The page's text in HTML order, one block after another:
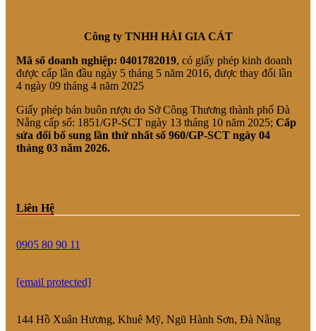
Công ty TNHH HẢI GIA CÁT
Mã số doanh nghiệp: 0401782019, có giấy phép kinh doanh
được cấp lần đầu ngày 5 tháng 5 năm 2016, được thay đổi lần
4 ngày 09 tháng 4 năm 2025
Giấy phép bán buôn rượu do Sở Công Thương thành phố Đà
Nẵng cấp số: 1851/GP-SCT ngày 13 tháng 10 năm 2025; Cấp
sửa đổi bổ sung lần thứ nhất số 960/GP-SCT ngày 04
tháng 03 năm 2026.
Liên Hệ
0905 80 90 11
[email protected]
144 Hồ Xuân Hương, Khuê Mỹ, Ngũ Hành Sơn, Đà Nẵng